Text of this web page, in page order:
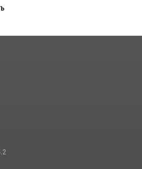
акции
Росгвардии отработали ликвидацию
в различных условиях местности